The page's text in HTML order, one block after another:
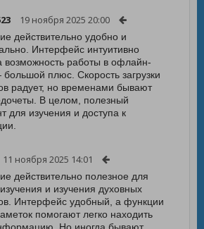
19 ноября 2025 20:00
действительно удобно и
Интерфейс интуитивно
возможность работы в офлайн-
плюс. Скорость загрузки
радует, но временами бывают
В целом, полезный
для изучения и доступа к
11 ноября 2025 14:01
действительно полезное для
изучения и изучения духовных
Интерфейс удобный, а функции
помогают легко находить